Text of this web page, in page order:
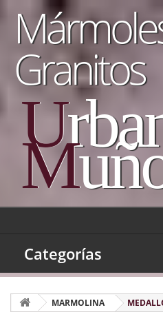
Granitos
U
M
Categorías
MARMOLINA